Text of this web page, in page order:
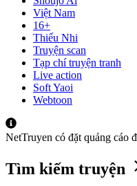
Việt Nam
16+
Thiếu Nhi
Truyện scan
Tạp chí truyện tranh
Live action
Soft Yaoi
Webtoon
NetTruyen có đặt quảng cáo
Tìm kiếm truyện